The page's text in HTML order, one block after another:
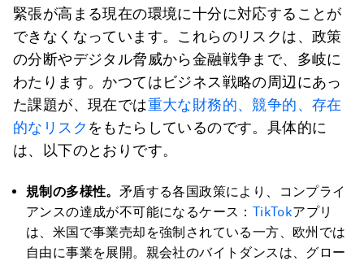
緊張が高まる現在の環境に十分に対応することが
できなくなっています。これらのリスクは、政策
の分断やデジタル脅威から金融戦争まで、多岐に
わたります。かつてはビジネス戦略の周辺にあっ
た課題が、現在では重大な財務的、競争的、存在
的なリスク をもたらしているのです。具体的に
は、以下のとおりです。
規制の多様性。 矛盾する各国政策により、コンプライ
アンスの達成が不可能になるケース： TikTokアプリ
は、米国で事業売却を強制されている一方、欧州では
自由に事業を展開。親会社のバイトダンスは、グロー